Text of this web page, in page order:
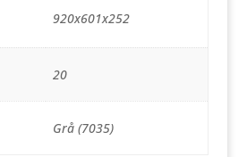
920x601x252
20
Grå (7035)